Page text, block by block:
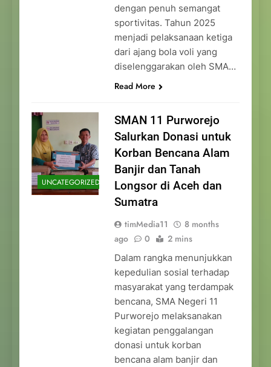
dengan penuh semangat
sportivitas. Tahun 2025
menjadi pelaksanaan ketiga
dari ajang bola voli yang
diselenggarakan oleh SMA…
Read More
UNCATEGORIZED
SMAN 11 Purworejo
Salurkan Donasi untuk
Korban Bencana Alam
Banjir dan Tanah
Longsor di Aceh dan
Sumatra
timMedia11
8 months
ago
0 2 mins
Dalam rangka menunjukkan
kepedulian sosial terhadap
masyarakat yang terdampak
bencana, SMA Negeri 11
Purworejo melaksanakan
kegiatan penggalangan
donasi untuk korban
bencana alam banjir dan